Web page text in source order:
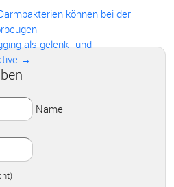
können bei der
als gelenk- und
→
Name